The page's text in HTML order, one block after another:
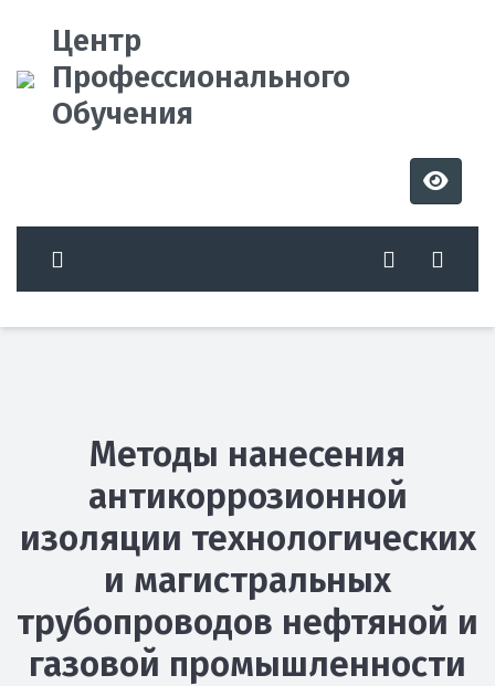
Центр
Профессионального
Обучения
Методы нанесения
антикоррозионной
изоляции технологических
и магистральных
трубопроводов нефтяной и
газовой промышленности